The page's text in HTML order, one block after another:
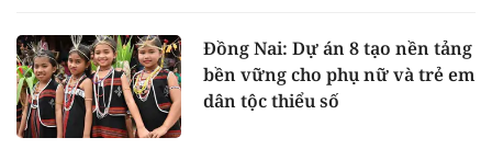
Đồng Nai: Dự án 8 tạo nền tảng
bền vững cho phụ nữ và trẻ em
dân tộc thiểu số